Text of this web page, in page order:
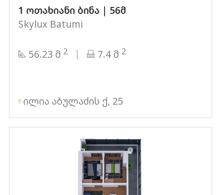
1 ოთახიანი ბინა | 56მ
Skylux Batumi
56.23 მ 2 7.4 მ 2
ილია აბულაძის ქ, 25